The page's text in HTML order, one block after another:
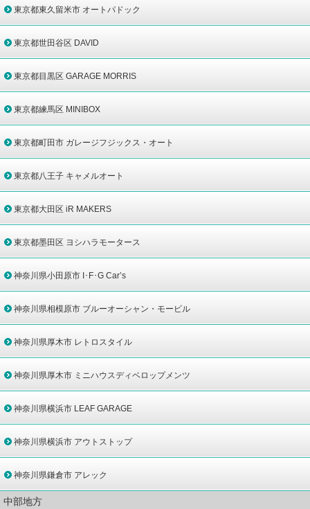
東京都東久留米市 オートパドック
東京都世田谷区 DAVID
東京都目黒区 GARAGE MORRIS
東京都練馬区 MINIBOX
東京都町田市 ガレージフジックス・オート
東京都八王子 キャメルオート
東京都大田区 iR MAKERS
東京都墨田区 ヨシハラモータース
神奈川県小田原市 I･F･G Car’s
神奈川県相模原市 ブルーオーシャン・モービル
神奈川県厚木市 レトロスタイル
神奈川県厚木市 ミニハウスディベロップメンツ
神奈川県横浜市 LEAF GARAGE
神奈川県横浜市 アウトストップ
神奈川県鎌倉市 アレック
中部地方